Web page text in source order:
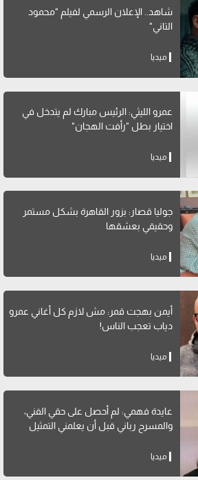
شاهد.. الإعلان الرسمي لفيلم "محمود
التاني"
ميديا
عمرو الليثي: الرئيس مبارك لم يتدخل في
اختيار بطل "رأفت الهجان"
ميديا
جوليا قصار: بزور القاهرة بشكل مستمر
وحقيقي بعشقها
ميديا
أيمن بهجت قمر: مش لازم كل أغاني عمرو
دياب تعجب الناس!
ميديا
عايدة فهمي: لم أحصل على حقي الفني،
والمسرح رباني قبل أن يعلمني التمثيل
ميديا